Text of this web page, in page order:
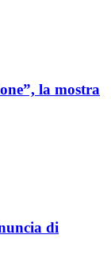
la mostra
di